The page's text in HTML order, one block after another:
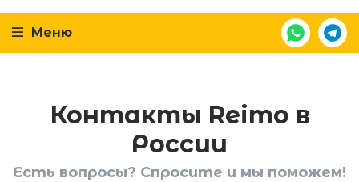
Меню
Контакты Reimo в
России
Есть вопросы? Спросите и мы поможем!